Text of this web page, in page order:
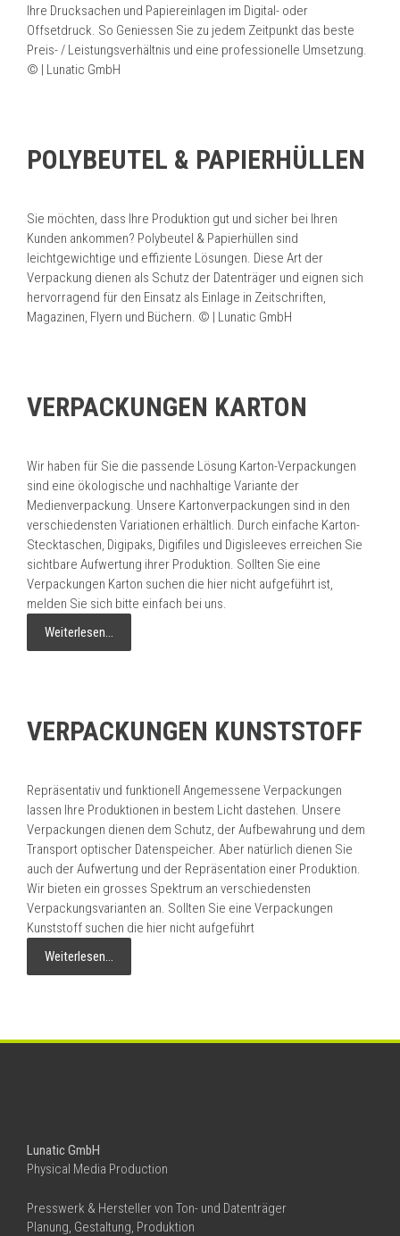
Ihre Drucksachen und Papiereinlagen im Digital- oder
Offsetdruck. So Geniessen Sie zu jedem Zeitpunkt das beste
Preis- / Leistungsverhältnis und eine professionelle Umsetzung.
© | Lunatic GmbH
POLYBEUTEL & PAPIERHÜLLEN
Sie möchten, dass Ihre Produktion gut und sicher bei Ihren
Kunden ankommen? Polybeutel & Papierhüllen sind
leichtgewichtige und effiziente Lösungen. Diese Art der
Verpackung dienen als Schutz der Datenträger und eignen sich
hervorragend für den Einsatz als Einlage in Zeitschriften,
Magazinen, Flyern und Büchern. © | Lunatic GmbH
VERPACKUNGEN KARTON
Wir haben für Sie die passende Lösung Karton-Verpackungen
sind eine ökologische und nachhaltige Variante der
Medienverpackung. Unsere Kartonverpackungen sind in den
verschiedensten Variationen erhältlich. Durch einfache Karton-
Stecktaschen, Digipaks, Digifiles und Digisleeves erreichen Sie
sichtbare Aufwertung ihrer Produktion. Sollten Sie eine
Verpackungen Karton suchen die hier nicht aufgeführt ist,
melden Sie sich bitte einfach bei uns.
Weiterlesen…
VERPACKUNGEN KUNSTSTOFF
Repräsentativ und funktionell Angemessene Verpackungen
lassen Ihre Produktionen in bestem Licht dastehen. Unsere
Verpackungen dienen dem Schutz, der Aufbewahrung und dem
Transport optischer Datenspeicher. Aber natürlich dienen Sie
auch der Aufwertung und der Repräsentation einer Produktion.
Wir bieten ein grosses Spektrum an verschiedensten
Verpackungsvarianten an. Sollten Sie eine Verpackungen
Kunststoff suchen die hier nicht aufgeführt
Weiterlesen…
Lunatic GmbH
Physical Media Production
Presswerk & Hersteller von Ton- und Datenträger
Planung, Gestaltung, Produktion